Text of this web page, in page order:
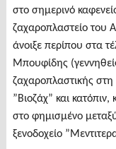
στο σημερινό
ζαχαροπλαστείο του
άνοιξε περίπου στα
Μπουφίδης
ζαχαροπλαστικής
”Βιοζάχ” και
στο φημισμένο
ξενοδοχείο